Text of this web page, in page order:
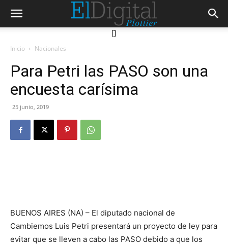
[]
Inicio Nacionales
Para Petri las PASO son una
encuesta carísima
25 junio, 2019
BUENOS AIRES (NA) – El diputado nacional de
Cambiemos Luis Petri presentará un proyecto de ley para
evitar que se lleven a cabo las PASO debido a que los